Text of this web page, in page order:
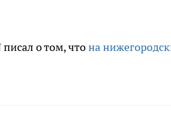
о том, чтона